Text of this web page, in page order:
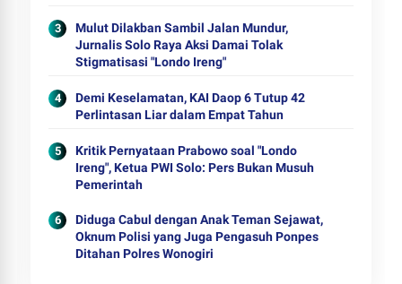
Mulut Dilakban Sambil Jalan Mundur,
Jurnalis Solo Raya Aksi Damai Tolak
Stigmatisasi "Londo Ireng"
Demi Keselamatan, KAI Daop 6 Tutup 42
Perlintasan Liar dalam Empat Tahun
Kritik Pernyataan Prabowo soal "Londo
Ireng", Ketua PWI Solo: Pers Bukan Musuh
Pemerintah
Diduga Cabul dengan Anak Teman Sejawat,
Oknum Polisi yang Juga Pengasuh Ponpes
Ditahan Polres Wonogiri